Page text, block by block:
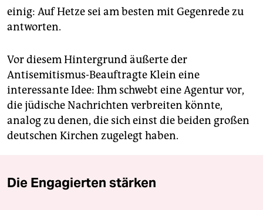
einig: Auf Hetze sei am besten mit Gegenrede zu
antworten.
Vor diesem Hintergrund äußerte der
Antisemitismus-Beauftragte Klein eine
interessante Idee: Ihm schwebt eine Agentur vor,
die jüdische Nachrichten verbreiten könnte,
analog zu denen, die sich einst die beiden großen
deutschen Kirchen zugelegt haben.
Die Engagierten stärken